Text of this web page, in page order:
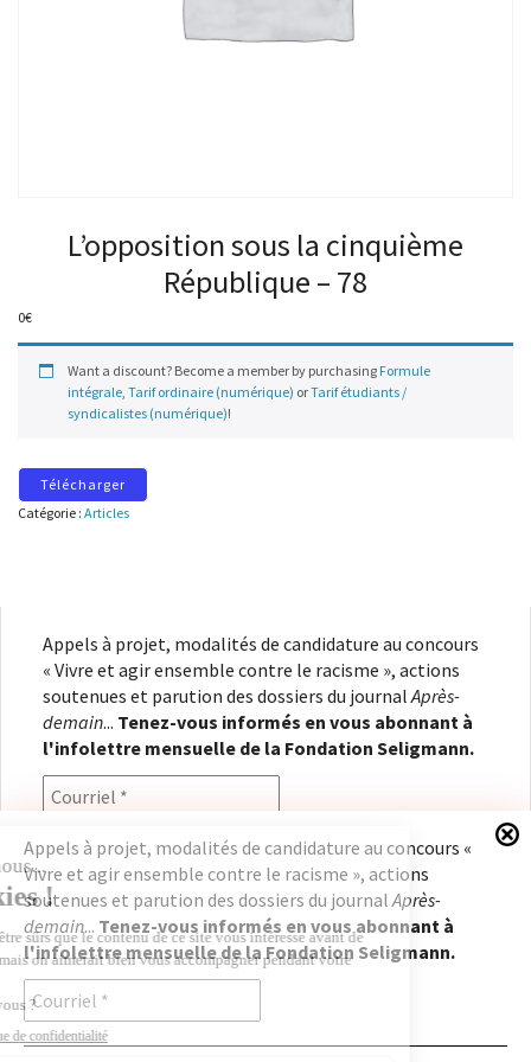
L’opposition sous la cinquième
République – 78
0€
Want a discount? Become a member by purchasing Formule
intégrale, Tarif ordinaire (numérique) orTarif étudiants /
syndicalistes (numérique)!
Télécharger
Catégorie : Articles
Appels à projet, modalités de candidature au concours
« Vivre et agir ensemble contre le racisme », actions
soutenues et parution des dossiers du journal Après-
demain... Tenez-vous informés en vous abonnant à
l'infolettre mensuelle de la Fondation Seligmann.
En renseignant votre adresse électronique, vous
consentez à recevoir l'infolettre de la Fondation
Seligmann, conformément à notrepolitique de
confidentialité. Il vous sera possible de vous
désabonner à tout moment.
Appels à projet, modalités de candidature au concours «
Vivre et agir ensemble contre le racisme », actions
soutenues et parution des dossiers du journalAprès-
demain... Tenez-vous informés en vous abonnant à
l'infolettre mensuelle de la Fondation Seligmann.